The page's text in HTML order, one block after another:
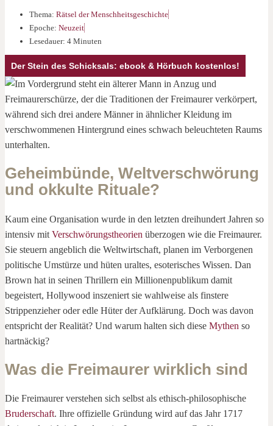
Thema: Rätsel der Menschheitsgeschichte
Epoche: Neuzeit
Lesedauer: 4 Minuten
Der Stein des Schicksals: ebook & Hörbuch kostenlos!
Geheimbünde, Weltverschwörung
und okkulte Rituale?
Kaum eine Organisation wurde in den letzten dreihundert Jahren so
intensiv mit Verschwörungstheorien überzogen wie die Freimaurer.
Sie steuern angeblich die Weltwirtschaft, planen im Verborgenen
politische Umstürze und hüten uraltes, esoterisches Wissen. Dan
Brown hat in seinen Thrillern ein Millionenpublikum damit
begeistert, Hollywood inszeniert sie wahlweise als finstere
Strippenzieher oder edle Hüter der Aufklärung. Doch was davon
entspricht der Realität? Und warum halten sich diese Mythen so
hartnäckig?
Was die Freimaurer wirklich sind
Die Freimaurer verstehen sich selbst als ethisch-philosophische
Bruderschaft. Ihre offizielle Gründung wird auf das Jahr 1717